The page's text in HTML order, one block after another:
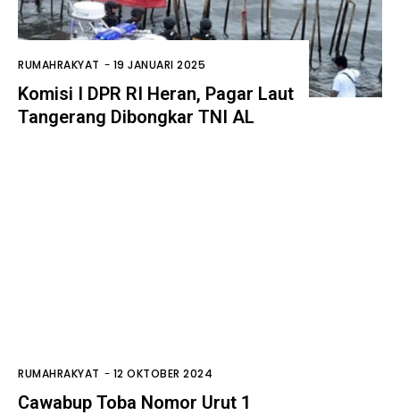
RUMAHRAKYAT - 19 JANUARI 2025
Komisi I DPR RI Heran, Pagar Laut
Tangerang Dibongkar TNI AL
RUMAHRAKYAT - 12 OKTOBER 2024
Cawabup Toba Nomor Urut 1